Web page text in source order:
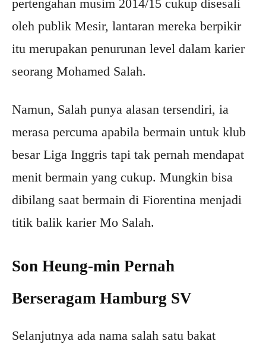
pertengahan musim 2014/15 cukup disesali
oleh publik Mesir, lantaran mereka berpikir
itu merupakan penurunan level dalam karier
seorang Mohamed Salah.
Namun, Salah punya alasan tersendiri, ia
merasa percuma apabila bermain untuk klub
besar Liga Inggris tapi tak pernah mendapat
menit bermain yang cukup. Mungkin bisa
dibilang saat bermain di Fiorentina menjadi
titik balik karier Mo Salah.
Son Heung-min Pernah
Berseragam Hamburg SV
Selanjutnya ada nama salah satu bakat